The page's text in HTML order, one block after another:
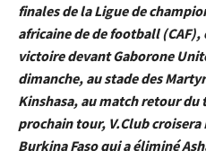
finales de la Ligue de
africaine de de football (CAF),
victoire devant Gaborone
dimanche, au stade des
Kinshasa, au match retour
prochain tour, V.Club croisera
Burkina Faso qui a éliminé